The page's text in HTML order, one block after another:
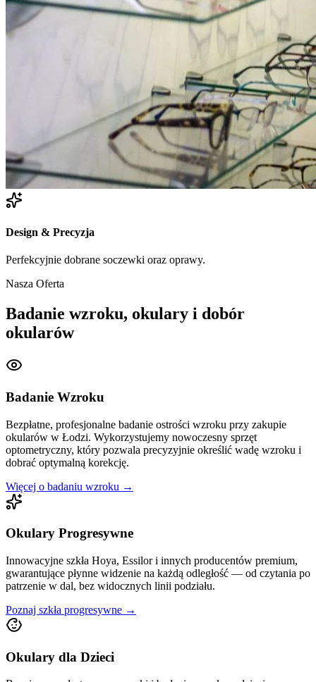
Design & Precyzja
Perfekcyjnie dobrane soczewki oraz oprawy.
Nasza Oferta
Badanie wzroku, okulary i dobór
okularów
Badanie Wzroku
Bezpłatne, profesjonalne badanie ostrości wzroku przy zakupie
okularów w Łodzi. Wykorzystujemy nowoczesny sprzęt
optometryczny, który pozwala precyzyjnie określić wadę wzroku i
dobrać optymalną korekcję.
Więcej o badaniu wzroku →
Okulary Progresywne
Innowacyjne szkła Hoya, Essilor i innych producentów premium,
gwarantujące płynne widzenie na każdą odległość — od czytania po
patrzenie w dal, bez widocznych linii podziału.
Poznaj szkła progresywne →
Okulary dla Dzieci